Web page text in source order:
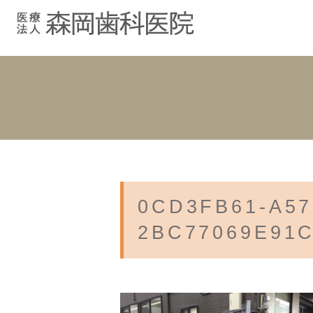
むし歯治療
小児歯科
院長紹介 院内紹介
院長ブログ スタッフブ
0CD3FB61-